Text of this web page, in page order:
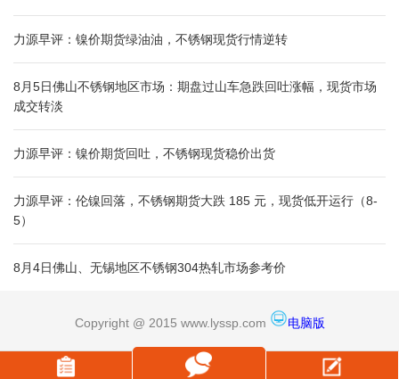
力源早评：镍价期货绿油油，不锈钢现货行情逆转
8月5日佛山不锈钢地区市场：期盘过山车急跌回吐涨幅，现货市场
成交转淡
力源早评：镍价期货回吐，不锈钢现货稳价出货
力源早评：伦镍回落，不锈钢期货大跌 185 元，现货低开运行（8-
5）
8月4日佛山、无锡地区不锈钢304热轧市场参考价
Copyright @ 2015 www.lyssp.com 电脑版